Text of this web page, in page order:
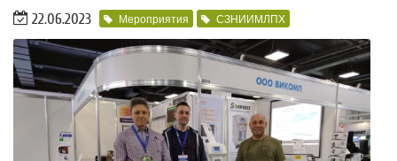
22.06.2023 Мероприятия СЗНИИМЛПХ